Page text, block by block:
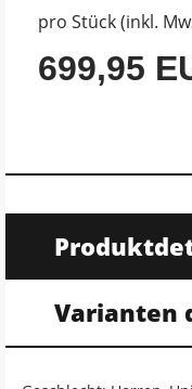
pro Stück (inkl.
699,95
Varianten